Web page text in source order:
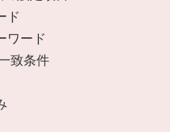
ド
ワード
致条件